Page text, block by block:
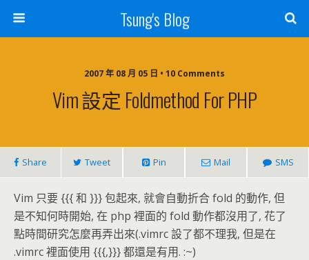
Tsung's Blog
2007 年 08 月 05 日 • 10 Comments
Vim 設定 Foldmethod For PHP
Share Tweet Pin Mail SMS
Vim 只要 {{{ 和 }}} 包起來, 就會自動折合 fold 的動作, 但
是不知何時開始, 在 php 裡面的 fold 動作都沒用了, 花了
點時間研究怎麼再弄出來(.vimrc 設了都不理我, 但是在
.vimrc 裡面使用 {{{,}}} 都還是有用. :~)